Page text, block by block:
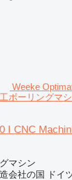
Weeke
ボーリングマ
I CNC
マシン
会社の国 ドイ